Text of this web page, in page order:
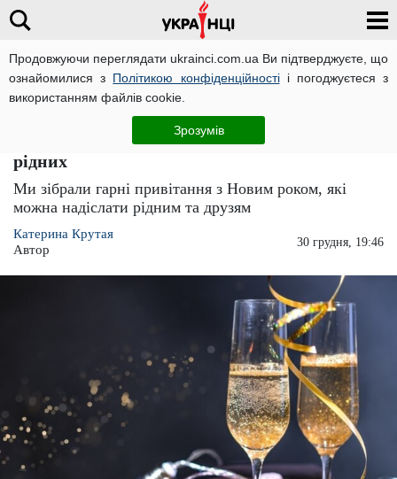
Продовжуючи переглядати ukrainci.com.ua Ви підтверджуєте, що
ознайомилися з Політикою конфіденційностіі погоджуєтеся з
використанням файлів cookie.
Зрозумів
Розваги
З Новим роком, з новим щастям: привітання
з 2024 року в прозі для друзів, колег та
рідних
Ми зібрали гарні привітання з Новим роком, які
можна надіслати рідним та друзям
Катерина Крутая
Автор
30 грудня, 19:46